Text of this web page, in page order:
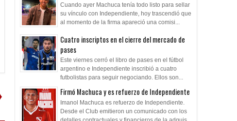
Cuando ayer Machuca tenía todo listo para sellar
su vínculo con Independiente, hoy trascendió que
al momento de la firma apareció una comisi...
Cuatro inscriptos en el cierre del mercado de
pases
Este viernes cerró el libro de pases en el fútbol
argentino e Independiente inscribió a cuatro
futbolistas para seguir negociando. Ellos son...
Firmó Machuca y es refuerzo de Independiente
Imanol Machuca es refuerzo de Independiente.
Desde el Club emitieron un comunicado con los